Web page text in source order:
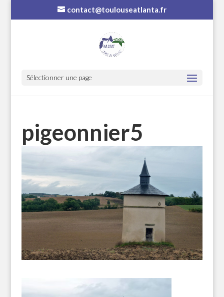
contact@toulouseatlanta.fr
Sélectionner une page
pigeonnier5